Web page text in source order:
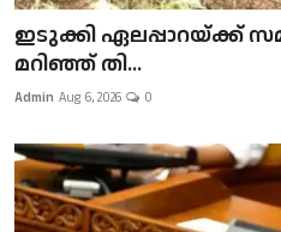
ഇടുക്കി ഏലപ്പാറയ്ക്ക്
മറിഞ്ഞ് തി...
Admin Aug 6, 2026 0